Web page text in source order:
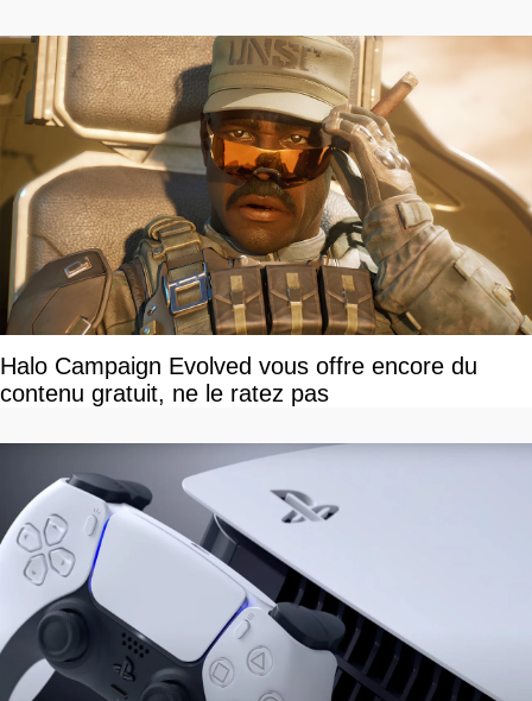
Halo Campaign Evolved vous offre encore du
contenu gratuit, ne le ratez pas